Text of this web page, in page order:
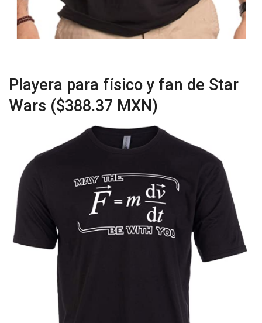
Playera para físico y fan de Star
Wars ($388.37 MXN)